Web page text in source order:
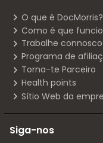
O que é DocMorris?
Como é que
Trabalhe connosco
Programa de
Torna-te Parceiro
Health points
Sítio Web da
Siga-nos